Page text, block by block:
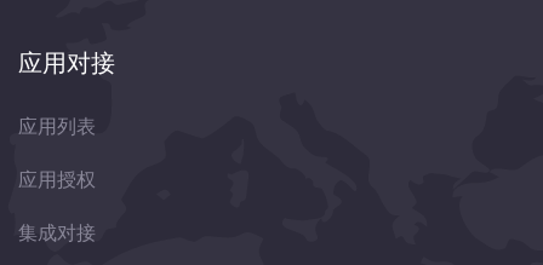
应用对接
应用列表
应用授权
集成对接